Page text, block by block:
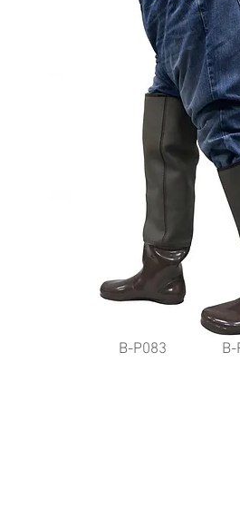
B-P083 B-